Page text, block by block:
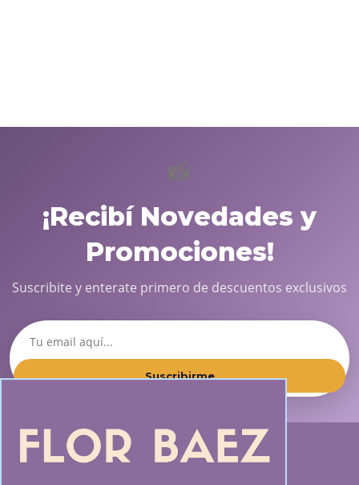
📸
¡Recibí Novedades y
Promociones!
Suscribite y enterate primero de descuentos exclusivos
Suscribirme